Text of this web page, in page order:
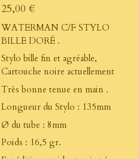
25,00 €
WATERMAN C/F STYLO
BILLE DORÉ .
Stylo bille fin et agréable,
Cartouche noire actuellement
Très bonne tenue en main .
Longueur du Stylo : 135mm
Ø du tube : 8mm
Poids : 16,5 gr.